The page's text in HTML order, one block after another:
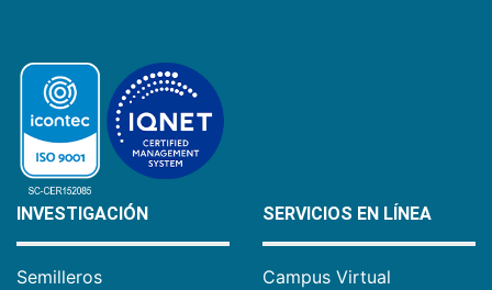
INVESTIGACIÓN
Semilleros
SERVICIOS EN LÍNEA
Campus Virtual